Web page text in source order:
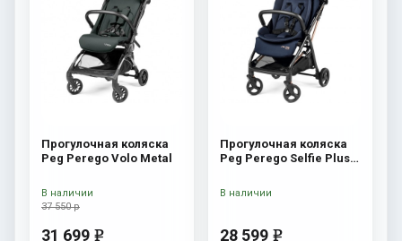
Прогулочная коляска
Peg Perego Volo Metal
37 550 р
31 699 e
В наличии
Прогулочная коляска
Peg Perego Selfie Plus
28 599 e
В наличии